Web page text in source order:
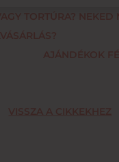
TORTÚRA? NEKED